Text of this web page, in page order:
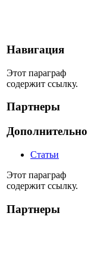
Навигация
Этот параграф
содержит ссылку.
Партнеры
Дополнительно
Статьи
Этот параграф
содержит ссылку.
Партнеры